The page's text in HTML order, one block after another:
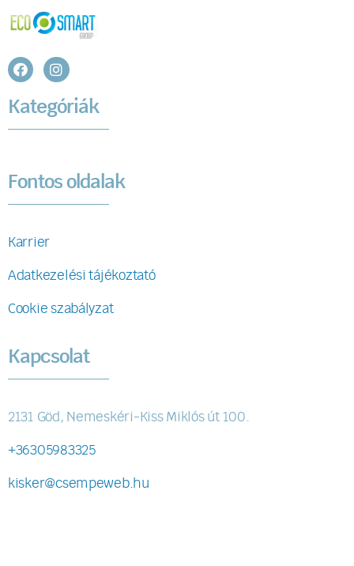
Kategóriák
Fontos oldalak
Karrier
Adatkezelési tájékoztató
Cookie szabályzat
Kapcsolat
2131 Göd, Nemeskéri-Kiss Miklós út 100.
+36305983325
kisker@csempeweb.hu